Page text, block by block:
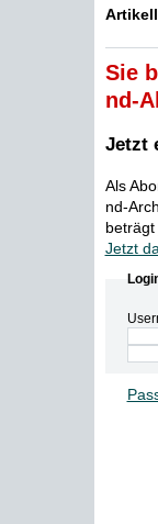
Sie
nd-
Jetzt
Als
nd-
beträgt
Jetzt